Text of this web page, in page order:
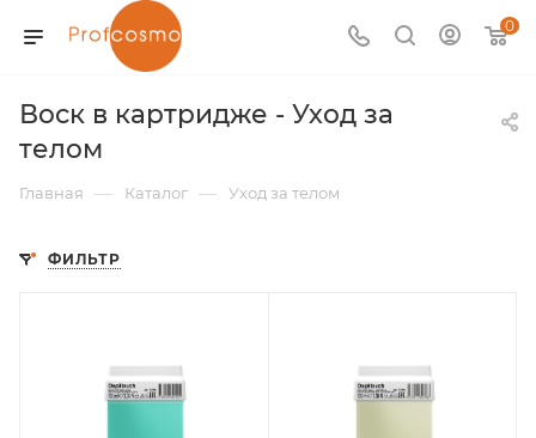
0
Воск в картридже - Уход за
телом
Главная — Каталог — Уход за телом
ФИЛЬТР